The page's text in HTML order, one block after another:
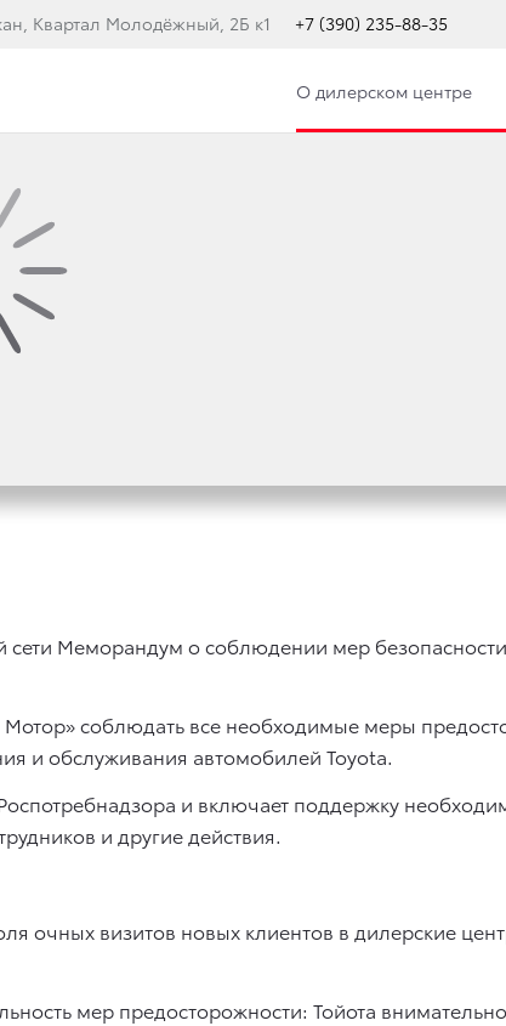
Квартал Молодёжный, 2Б к1 +7 (390) 235-88-35
О дилерском центре
ТОЙОТА
Меморандум о соблюдении мер
соблюдать все необходимые меры
и обслуживания автомобилей Toyota.
и включает поддержку
и другие действия.
очных визитов новых клиентов в дилерские
мер предосторожности: Тойота